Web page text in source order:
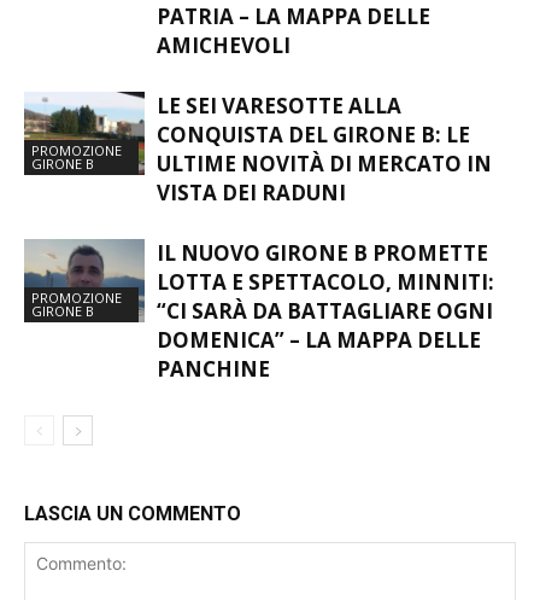
PATRIA – LA MAPPA DELLE
AMICHEVOLI
PROMOZIONE
GIRONE B
LE SEI VARESOTTE ALLA
CONQUISTA DEL GIRONE B: LE
ULTIME NOVITÀ DI MERCATO IN
VISTA DEI RADUNI
PROMOZIONE
GIRONE B
IL NUOVO GIRONE B PROMETTE
LOTTA E SPETTACOLO, MINNITI:
“CI SARÀ DA BATTAGLIARE OGNI
DOMENICA” – LA MAPPA DELLE
PANCHINE
LASCIA UN COMMENTO